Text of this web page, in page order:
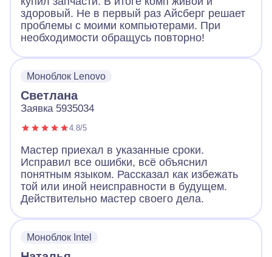
здоровый. Не в первый раз Айсберг решает
проблемы с моими компьютерами. При
необходимости обращусь повторно!
Моноблок Lenovo
Светлана
Заявка 5935034
4.8/5
Мастер приехал в указанные сроки.
Исправил все ошибки, всё объяснил
понятным языком. Рассказал как избежать
той или иной неисправности в будущем.
Действительно мастер своего дела.
Моноблок Intel